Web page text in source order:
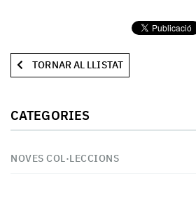
TORNAR AL LLISTAT
CATEGORIES
NOVES COL·LECCIONS